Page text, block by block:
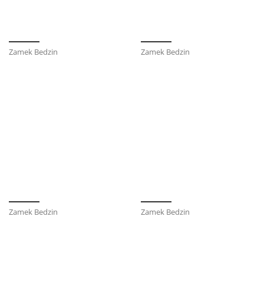
Zamek Bedzin Zamek Bedzin
Zamek Bedzin Zamek Bedzin